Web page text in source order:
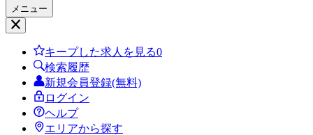
メニュー
キープした求人を見る0
検索履歴
新規会員登録(無料)
ログイン
ヘルプ
エリアから探す